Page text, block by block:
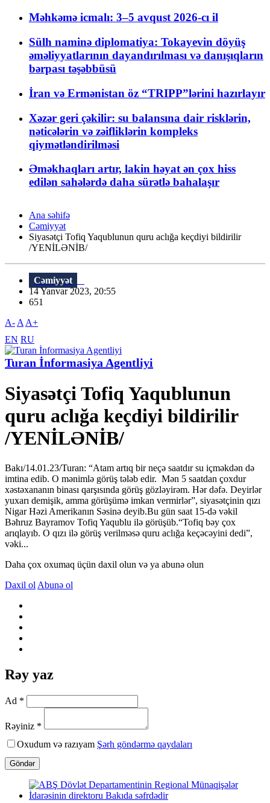
Məhkəmə icmalı: 3–5 avqust 2026-cı il
Sülh naminə diplomatiya: Tokayevin döyüş
əməliyyatlarının dayandırılması və danışıqların
bərpası təşəbbüsü
İran və Ermənistan öz “TRIPP”lərini hazırlayır
Xəzər geri çəkilir: su balansına dair risklərin,
nəticələrin və zəifliklərin kompleks
qiymətləndirilməsi
Əməkhaqları artır, lakin həyat ən çox hiss
edilən sahələrdə daha sürətlə bahalaşır
Ana səhifə
Cəmiyyət
Siyasətçi Tofiq Yaqublunun quru aclığa keçdiyi bildirilir
/YENİLƏNİB/
Cəmiyyət
14 Yanvar 2023, 20:55
651
A- A A+
EN RU
Turan İnformasiya Agentliyi
Siyasətçi Tofiq Yaqublunun
quru aclığa keçdiyi bildirilir
/YENİLƏNİB/
Bakı/14.01.23/Turan: “Atam artıq bir neçə saatdır su içməkdən də
imtina edib. O mənimlə görüş tələb edir. Mən 5 saatdan çoxdur
xəstəxananın binası qarşısında görüş gözləyirəm. Hər dəfə. Deyirlər
yuxarı demişik, amma görüşümə imkan vermirlər”, siyasətçinin qızı
Nigar Həzi Amerikanın Səsinə deyib.Bu gün saat 15-də vəkil
Bəhruz Bayramov Tofiq Yaqublu ilə görüşüb.“Tofiq bəy çox
arıqlayıb. O qızı ilə görüş verilməsə quru aclığa keçəcəyini dedi”,
vəki...
Daha çox oxumaq üçün daxil olun və ya abunə olun
Daxil ol Abunə ol
Rəy yaz
Ad *
Rəyiniz *
Oxudum və razıyam Şərh göndərmə qaydaları
Göndər